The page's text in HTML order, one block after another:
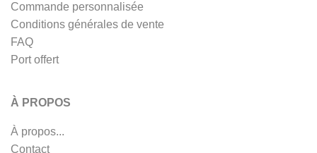
Commande personnalisée
Conditions générales de vente
FAQ
Port offert
À PROPOS
À propos...
Contact